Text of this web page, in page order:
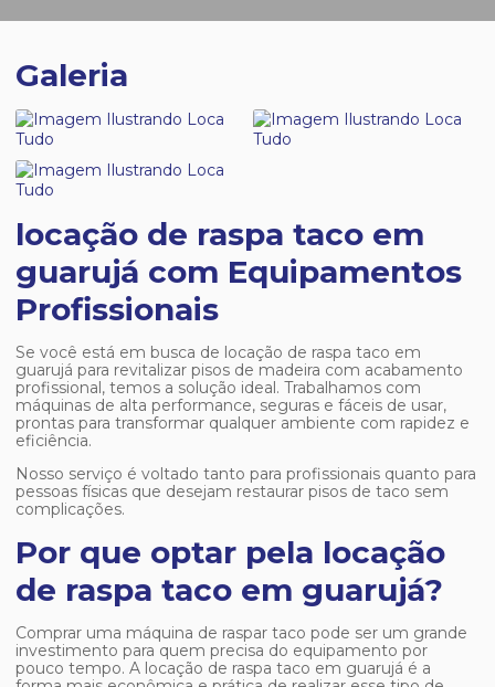
Galeria
locação de raspa taco em
guarujá com Equipamentos
Profissionais
Se você está em busca de locação de raspa taco em
guarujá para revitalizar pisos de madeira com acabamento
profissional, temos a solução ideal. Trabalhamos com
máquinas de alta performance, seguras e fáceis de usar,
prontas para transformar qualquer ambiente com rapidez e
eficiência.
Nosso serviço é voltado tanto para profissionais quanto para
pessoas físicas que desejam restaurar pisos de taco sem
complicações.
Por que optar pela locação
de raspa taco em guarujá?
Comprar uma máquina de raspar taco pode ser um grande
investimento para quem precisa do equipamento por
pouco tempo. A locação de raspa taco em guarujá é a